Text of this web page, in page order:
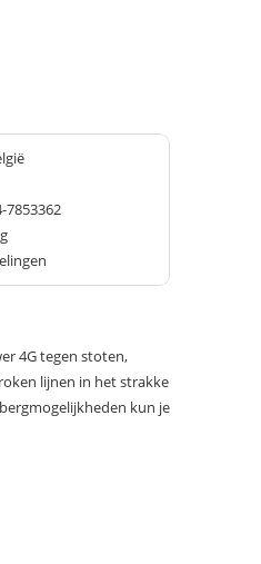
7853362
4G tegen stoten,
lijnen in het strakke
kun je